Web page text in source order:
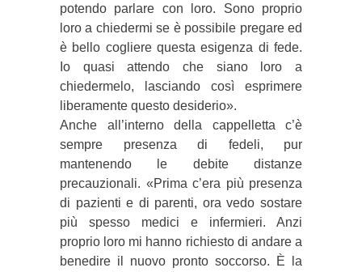
potendo parlare con loro. Sono proprio
loro a chiedermi se è possibile pregare ed
è bello cogliere questa esigenza di fede.
Io quasi attendo che siano loro a
chiedermelo, lasciando così esprimere
liberamente questo desiderio».
Anche all’interno della cappelletta c’è
sempre presenza di fedeli, pur
mantenendo le debite distanze
precauzionali. «Prima c’era più presenza
di pazienti e di parenti, ora vedo sostare
più spesso medici e infermieri. Anzi
proprio loro mi hanno richiesto di andare a
benedire il nuovo pronto soccorso. È la